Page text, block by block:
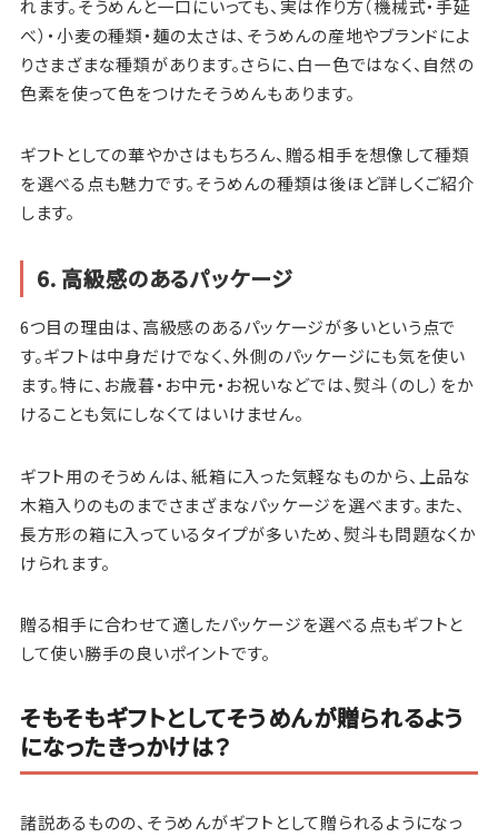
れます。そうめんと一口にいっても、実は作り方（機械式・手延
べ）・小麦の種類・麺の太さは、そうめんの産地やブランドによ
りさまざまな種類があります。さらに、白一色ではなく、自然の
色素を使って色をつけたそうめんもあります。
ギフトとしての華やかさはもちろん、贈る相手を想像して種類
を選べる点も魅力です。そうめんの種類は後ほど詳しくご紹介
します。
6. 高級感のあるパッケージ
6つ目の理由は、高級感のあるパッケージが多いという点で
す。ギフトは中身だけでなく、外側のパッケージにも気を使い
ます。特に、お歳暮・お中元・お祝いなどでは、熨斗（のし）をか
けることも気にしなくてはいけません。
ギフト用のそうめんは、紙箱に入った気軽なものから、上品な
木箱入りのものまでさまざまなパッケージを選べます。また、
長方形の箱に入っているタイプが多いため、熨斗も問題なくか
けられます。
贈る相手に合わせて適したパッケージを選べる点もギフトと
して使い勝手の良いポイントです。
そもそもギフトとしてそうめんが贈られるよう
になったきっかけは？
諸説あるものの、そうめんがギフトとして贈られるようになっ